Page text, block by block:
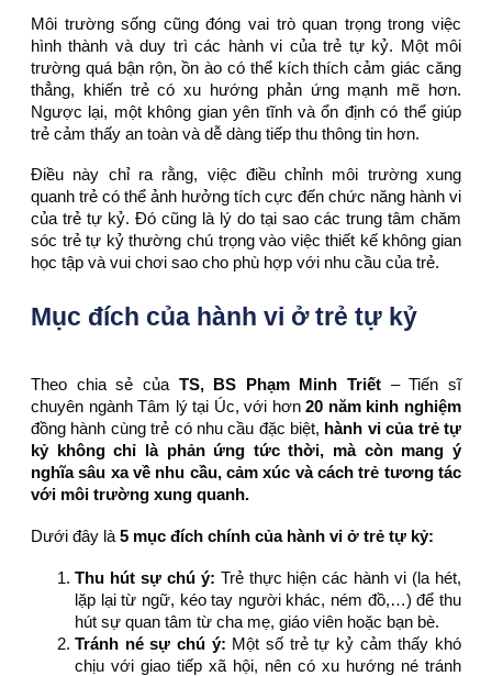
Môi trường sống cũng đóng vai trò quan trọng trong việc
hình thành và duy trì các hành vi của trẻ tự kỷ. Một môi
trường quá bận rộn, ồn ào có thể kích thích cảm giác căng
thẳng, khiến trẻ có xu hướng phản ứng mạnh mẽ hơn.
Ngược lại, một không gian yên tĩnh và ổn định có thể giúp
trẻ cảm thấy an toàn và dễ dàng tiếp thu thông tin hơn.
Điều này chỉ ra rằng, việc điều chỉnh môi trường xung
quanh trẻ có thể ảnh hưởng tích cực đến chức năng hành vi
của trẻ tự kỷ. Đó cũng là lý do tại sao các trung tâm chăm
sóc trẻ tự kỷ thường chú trọng vào việc thiết kế không gian
học tập và vui chơi sao cho phù hợp với nhu cầu của trẻ.
Mục đích của hành vi ở trẻ tự kỷ
Theo chia sẻ của TS, BS Phạm Minh Triết – Tiến sĩ
chuyên ngành Tâm lý tại Úc, với hơn20 năm kinh nghiệm
đồng hành cùng trẻ có nhu cầu đặc biệt, hành vi của trẻ tự
kỷ không chỉ là phản ứng tức thời, mà còn mang ý
nghĩa sâu xa về nhu cầu, cảm xúc và cách trẻ tương tác
với môi trường xung quanh.
Dưới đây là 5 mục đích chính của hành vi ở trẻ tự kỷ:
Thu hút sự chú ý: Trẻ thực hiện các hành vi (la hét,
lặp lại từ ngữ, kéo tay người khác, ném đồ,…) để thu
hút sự quan tâm từ cha mẹ, giáo viên hoặc bạn bè.
Tránh né sự chú ý: Một số trẻ tự kỷ cảm thấy khó
chịu với giao tiếp xã hội, nên có xu hướng né tránh